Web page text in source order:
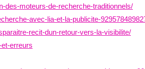
des-moteurs-de-recherche-traditionnels/
avec-lia-et-la-publicite-
recit-dun-retour-vers-la-visibilite/
erreurs